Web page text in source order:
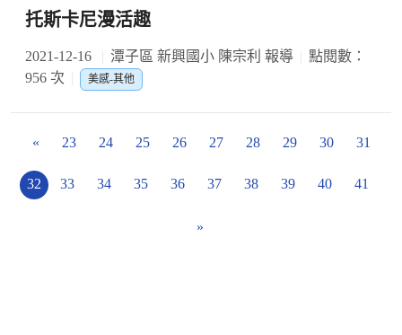
托斯卡尼漫活趣
2021-12-16 潭子區 新興國小 陳宗利 報導
點閱數：
956 次
美感-其他
« 23 24 25 26 27 28 29 30 31
32 33 34 35 36 37 38 39 40 41
»